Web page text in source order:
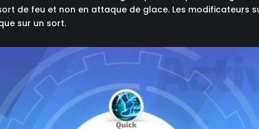
de feu et non en attaque de glace. Les modificateurs
sur un sort.